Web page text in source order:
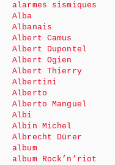
alarmes sismiques
Alba
Albanais
Albert Camus
Albert Dupontel
Albert Ogien
Albert Thierry
Albertini
Alberto
Alberto Manguel
Albi
Albin Michel
Albrecht Dürer
album
album Rock’n’riot